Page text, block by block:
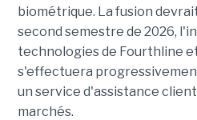
biométrique. La fusion
second semestre de 2026,
technologies de Fourthline
s'effectuera
un service d'assistance
marchés.